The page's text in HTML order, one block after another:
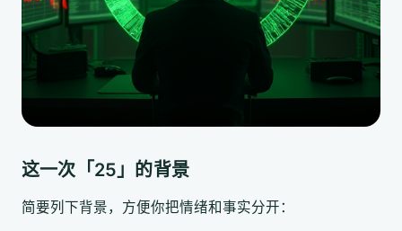
这一次「25」的背景
简要列下背景，方便你把情绪和事实分开：